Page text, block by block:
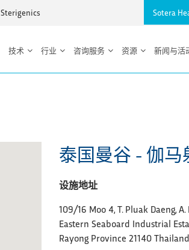
Sterigenics Sotera
技术 行业 咨询服务 资源 新闻与活
泰国曼谷 - 伽马
设施地址
109/16 Moo 4, T. Pluak Daeng,
Eastern Seaboard Industrial
Rayong Province 21140 Thailand